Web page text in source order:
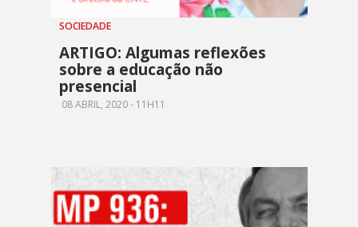
SOCIEDADE
ARTIGO: Algumas reflexões
sobre a educação não
presencial
08 ABRIL, 2020 - 11H11